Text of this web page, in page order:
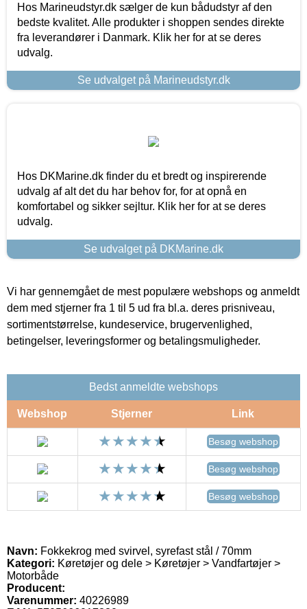
Hos Marineudstyr.dk sælger de kun bådudstyr af den
bedste kvalitet. Alle produkter i shoppen sendes direkte
fra leverandører i Danmark. Klik her for at se deres
udvalg.
Se udvalget på Marineudstyr.dk
Hos DKMarine.dk finder du et bredt og inspirerende
udvalg af alt det du har behov for, for at opnå en
komfortabel og sikker sejltur. Klik her for at se deres
udvalg.
Se udvalget på DKMarine.dk
Vi har gennemgået de mest populære webshops og anmeldt
dem med stjerner fra 1 til 5 ud fra bl.a. deres prisniveau,
sortimentstørrelse, kundeservice, brugervenlighed,
betingelser, leveringsformer og betalingsmuligheder.
Bedst anmeldte webshops
Webshop Stjerner Link
Besøg webshop
Besøg webshop
Besøg webshop
Navn: Fokkekrog med svirvel, syrefast stål / 70mm
Kategori: Køretøjer og dele > Køretøjer > Vandfartøjer >
Motorbåde
Producent:
Varenummer: 40226989